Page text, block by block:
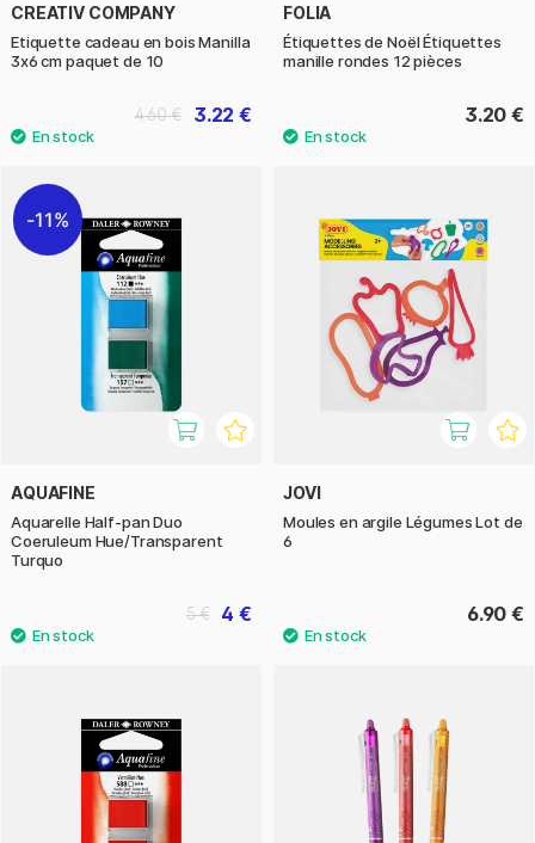
CREATIV COMPANY
Etiquette cadeau en bois Manilla
3x6 cm paquet de 10
3.22 €
4.60 €
FOLIA
Étiquettes de Noël Étiquettes
manille rondes 12 pièces
3.20 €
11%
AQUAFINE
Aquarelle Half-pan Duo
Coeruleum Hue/Transparent
Turquo
4 €
5 €
JOVI
Moules en argile Légumes Lot de
6
6.90 €